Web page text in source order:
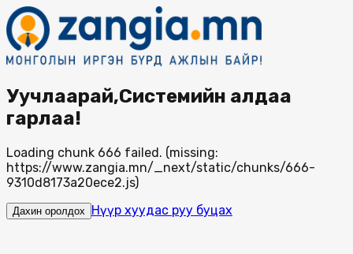
Уучлаарай,Системийн алдаа
гарлаа!
Loading chunk 666 failed. (missing:
https://www.zangia.mn/_next/static/chunks/666-
9310d8173a20ece2.js)
Дахин оролдох Нүүр хуудас руу буцах